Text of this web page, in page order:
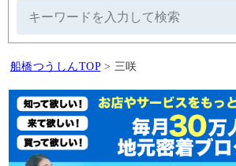
船橋つうしんTOP > 三咲